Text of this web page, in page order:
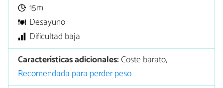
15m
Desayuno
Dificultad baja
Características adicionales:Coste barato,
Recomendada para perder peso